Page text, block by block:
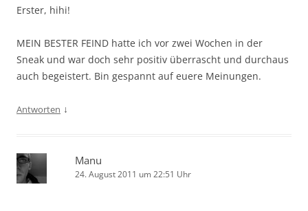
Erster, hihi!
MEIN BESTER FEIND hatte ich vor zwei Wochen in der
Sneak und war doch sehr positiv überrascht und durchaus
auch begeistert. Bin gespannt auf euere Meinungen.
Antworten ↓
Manu
24. August 2011 um 22:51 Uhr